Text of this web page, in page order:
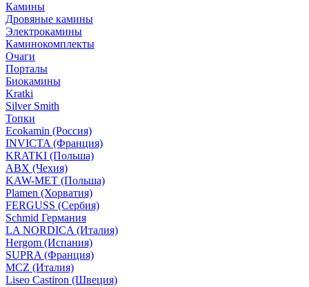
Камины
Дровяные камины
Электрокамины
Каминокомплекты
Очаги
Порталы
Биокамины
Kratki
Silver Smith
Топки
Ecokamin (Россия)
INVICTA (Франция)
KRATKI (Польша)
ABX (Чехия)
KAW-MET (Польша)
Plamen (Хорватия)
FERGUSS (Сербия)
Schmid Германия
LA NORDICA (Италия)
Hergom (Испания)
SUPRA (Франция)
MCZ (Италия)
Liseo Castiron (Швеция)